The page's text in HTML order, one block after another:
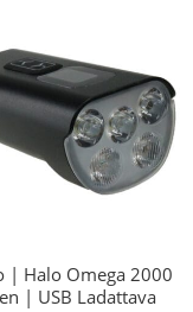
| Halo Omega 2000
| USB Ladattava